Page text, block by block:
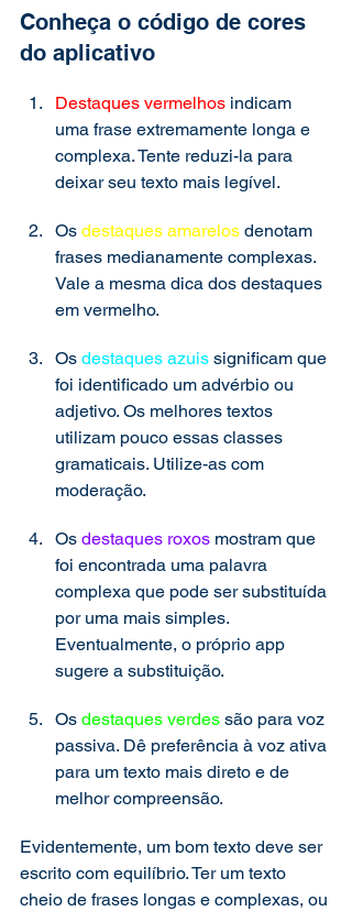
Conheça o código de cores
do aplicativo
Destaques vermelhos indicam
uma frase extremamente longa e
complexa. Tente reduzi-la para
deixar seu texto mais legível.
Os destaques amarelos denotam
frases medianamente complexas.
Vale a mesma dica dos destaques
em vermelho.
Os destaques azuis significam que
foi identificado um advérbio ou
adjetivo. Os melhores textos
utilizam pouco essas classes
gramaticais. Utilize-as com
moderação.
Os destaques roxos mostram que
foi encontrada uma palavra
complexa que pode ser substituída
por uma mais simples.
Eventualmente, o próprio app
sugere a substituição.
Os destaques verdes são para voz
passiva. Dê preferência à voz ativa
para um texto mais direto e de
melhor compreensão.
Evidentemente, um bom texto deve ser
escrito com equilíbrio. Ter um texto
cheio de frases longas e complexas, ou